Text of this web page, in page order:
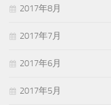
2017年8月
2017年7月
2017年6月
2017年5月